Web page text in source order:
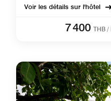
Voir les détails sur l'hôtel
7 400 THB /